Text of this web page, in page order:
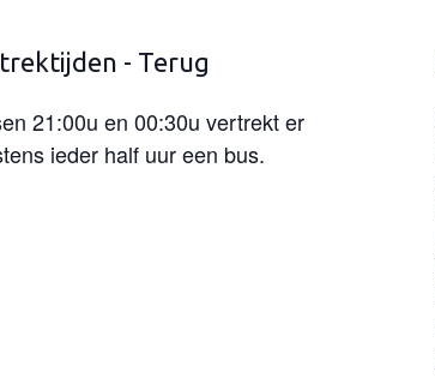
- Terug
21:00u en 00:30u vertrekt er
ieder half uur een bus.